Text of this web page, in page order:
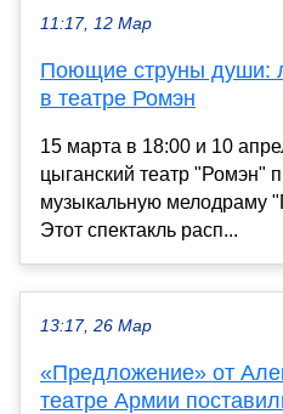
11:17, 12 Мар
Поющие струны души:
в театре Ромэн
15 марта в 18:00 и 10
цыганский театр "Ромэн"
музыкальную мелодраму
Этот спектакль расп...
13:17, 26 Мар
«Предложение» от
театре Армии